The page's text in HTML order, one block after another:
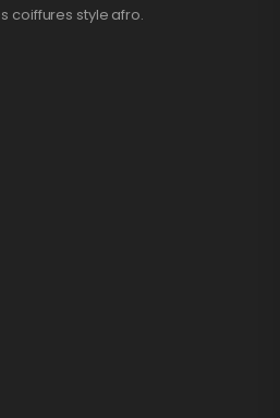
coiffures style afro.